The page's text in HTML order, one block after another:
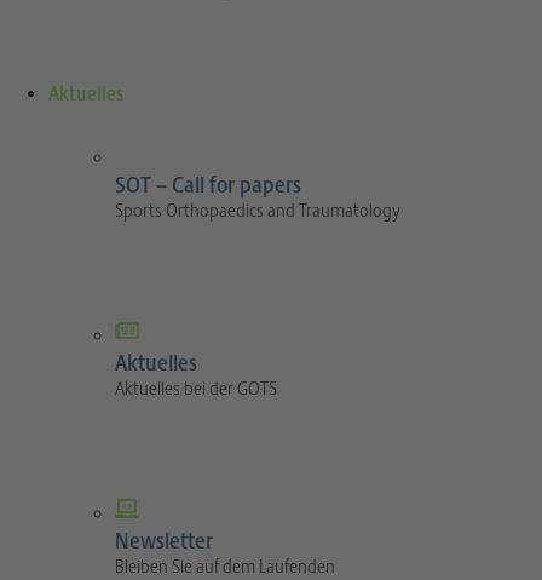
Aktuelles
SOT – Call for papers
Sports Orthopaedics and Traumatology
Aktuelles
Aktuelles bei der GOTS
Newsletter
Bleiben Sie auf dem Laufenden